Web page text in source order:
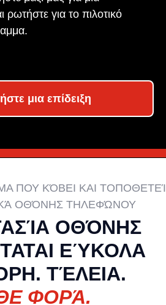
ρωτήστε για το πιλοτικό
μια επίδειξη
ΠΟΥ ΚΌΒΕΙ ΚΑΙ ΤΟΠΟΘΕΤΕΊ
ΟΘΌΝΗΣ ΤΗΛΕΦΏΝΟΥ
ΟΘΌΝΗΣ
ΕΎΚΟΛΑ
ΤΈΛΕΙΑ.
ΦΟΡΆ.